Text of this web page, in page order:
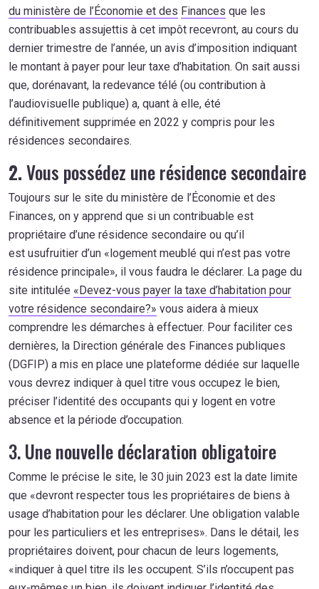
du ministère de l’Économie et des Finances que les
contribuables assujettis à cet impôt recevront, au cours du
dernier trimestre de l’année, un avis d’imposition indiquant
le montant à payer pour leur taxe d’habitation. On sait aussi
que, dorénavant, la redevance télé (ou contribution à
l’audiovisuelle publique) a, quant à elle, été
définitivement supprimée en 2022 y compris pour les
résidences secondaires.
2.Vous possédez une résidence secondaire
Toujours sur le site du ministère de l’Économie et des
Finances, on y apprend que si un contribuable est
propriétaire d’une résidence secondaire ou qu’il
est usufruitier d’un «logement meublé qui n’est pas votre
résidence principale», il vous faudra le déclarer. La page du
site intitulée «Devez-vous payer la taxe d’habitation pour
votre résidence secondaire?» vous aidera à mieux
comprendre les démarches à effectuer. Pour faciliter ces
dernières, la Direction générale des Finances publiques
(DGFIP) a mis en place une plateforme dédiée sur laquelle
vous devrez indiquer à quel titre vous occupez le bien,
préciser l’identité des occupants qui y logent en votre
absence et la période d’occupation.
3. Une nouvelle déclaration obligatoire
Comme le précise le site, le 30 juin 2023 est la date limite
que «devront respecter tous les propriétaires de biens à
usage d’habitation pour les déclarer. Une obligation valable
pour les particuliers et les entreprises». Dans le détail, les
propriétaires doivent, pour chacun de leurs logements,
«indiquer à quel titre ils les occupent. S’ils n’occupent pas